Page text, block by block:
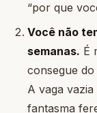
“por que
Você não
semanas. É
consegue
A vaga
fantasma